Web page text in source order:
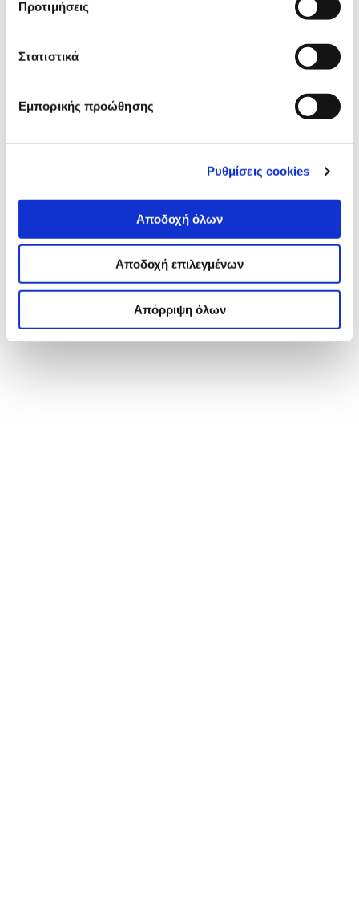
Προτιμήσεις
Στατιστικά
Εμπορικής προώθησης
Ρυθμίσεις cookies
Αποδοχή όλων
Αποδοχή επιλεγμένων
Απόρριψη όλων